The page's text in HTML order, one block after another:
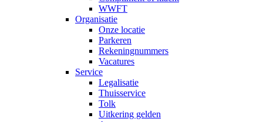
WWFT
Organisatie
Onze locatie
Parkeren
Rekeningnummers
Vacatures
Service
Legalisatie
Thuisservice
Tolk
Uitkering gelden